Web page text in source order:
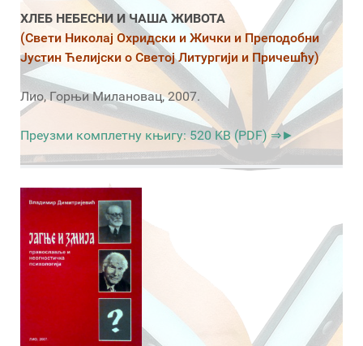
ХЛЕБ НЕБЕСНИ И ЧАША ЖИВОТА
(Свети Николај Охридски и Жички и Преподобни
Јустин Ћелијски о Светој Литургији и Причешћу)
Лио, Горњи Милановац, 2007.
Преузми комплетну књигу: 520 KB (PDF) ⇒►